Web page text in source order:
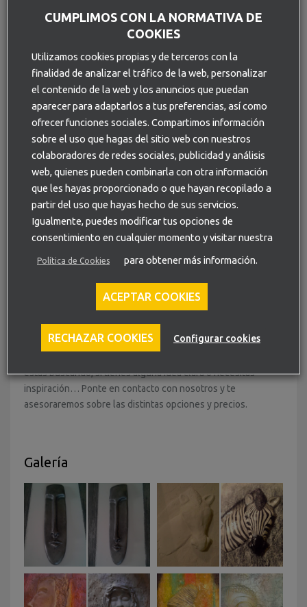
ENVIAR
El proceso de realización de las
pinturas artísticas.
Tras conocer sus gustos y necesidades, nuestro artista
realizará un boceto de la pintura, sobre el que el cliente
puede pedir los cambios que considere. Una vez aprobado el
boceto por el cliente, se comienza la producción de la obra y
su instalación si es fija o su envío si es un cuadro o cuadros
independientes.
fases: boceto a mano, creación y forma de la escultura,
acabado y protección de la superficie.
Cuéntanos tus ideas.
estás buscando, si tienes alguna idea clara o necesitas
inspiración… Ponte en contacto con nosotros y te
asesoraremos sobre las distintas opciones y precios.
Galería
CUMPLIMOS CON LA NORMATIVA DE
COOKIES
Utilizamos cookies propias y de terceros con la
finalidad de analizar el tráfico de la web, personalizar
el contenido de la web y los anuncios que puedan
aparecer para adaptarlos a tus preferencias, así como
ofrecer funciones sociales. Compartimos información
sobre el uso que hagas del sitio web con nuestros
colaboradores de redes sociales, publicidad y análisis
web, quienes pueden combinarla con otra información
que les hayas proporcionado o que hayan recopilado a
partir del uso que hayas hecho de sus servicios.
Igualmente, puedes modificar tus opciones de
consentimiento en cualquier momento y visitar nuestra
Política de Cookies para obtener más información.
ACEPTAR COOKIES
RECHAZAR COOKIES Configurar cookies